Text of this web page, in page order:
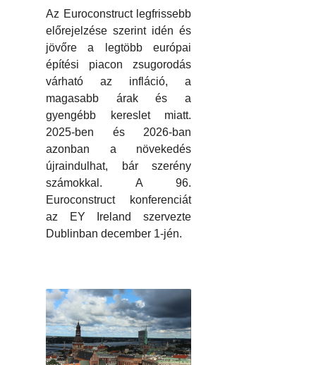
Az Euroconstruct legfrissebb
előrejelzése szerint idén és
jövőre a legtöbb európai
építési piacon zsugorodás
várható az infláció, a
magasabb árak és a
gyengébb kereslet miatt.
2025-ben és 2026-ban
azonban a növekedés
újraindulhat, bár szerény
számokkal. A 96.
Euroconstruct konferenciát
az EY Ireland szervezte
Dublinban december 1-jén.